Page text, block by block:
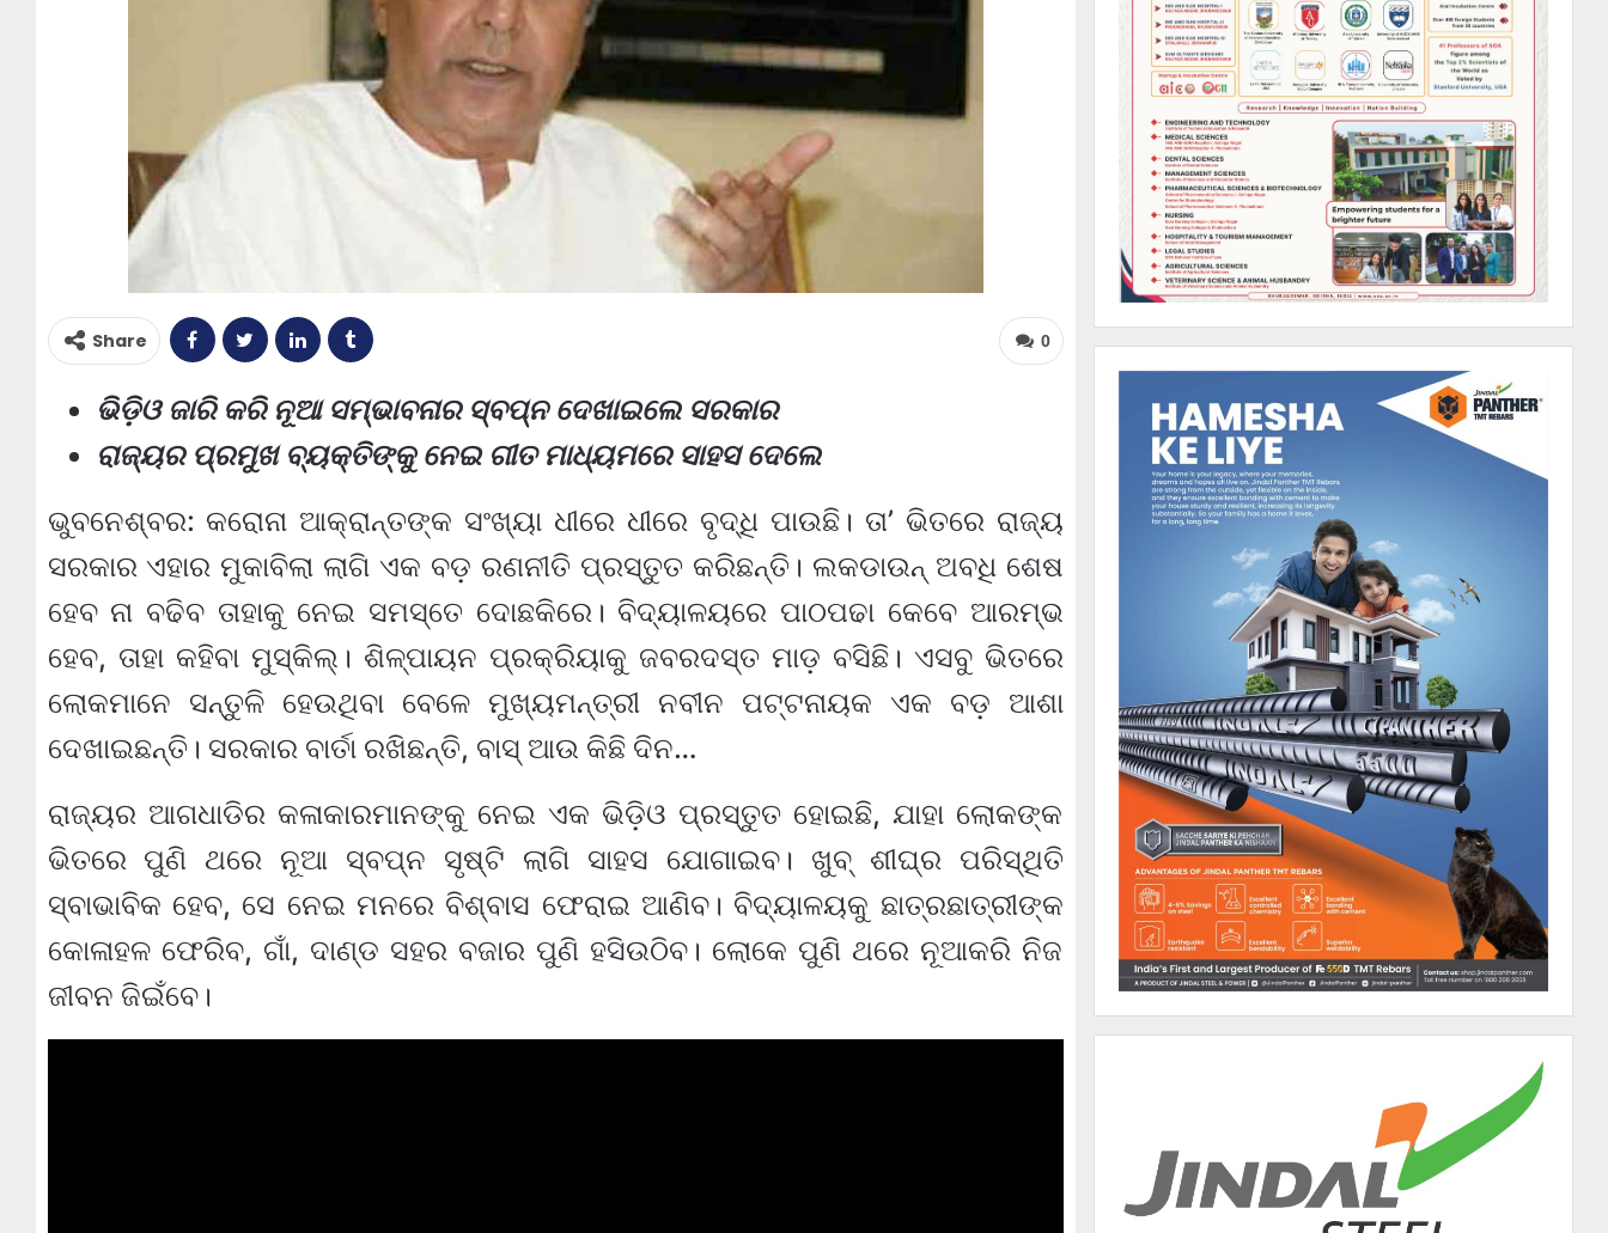
0
Share
ଭିଡ଼ିଓ ଜାରି କରି ନୂଆ ସମ୍ଭାବନାର ସ୍ବପ୍ନ ଦେଖାଇଲେ ସରକାର
ରାଜ୍ୟର ପ୍ରମୁଖ ବ୍ୟକ୍ତିଙ୍କୁ ନେଇ ଗୀତ ମାଧ୍ୟମରେ ସାହସ ଦେଲେ
ଭୁବନେଶ୍ବର: କରୋନା ଆକ୍ରାନ୍ତଙ୍କ ସଂଖ୍ୟା ଧୀରେ ଧୀରେ ବୃଦ୍ଧି ପାଉଛି। ତା’ ଭିତରେ ରାଜ୍ୟ
ସରକାର ଏହାର ମୁକାବିଲା ଲାଗି ଏକ ବଡ଼ ରଣନୀତି ପ୍ରସ୍ତୁତ କରିଛନ୍ତି। ଲକଡାଉନ୍ ଅବଧି ଶେଷ
ହେବ ନା ବଢିବ ତାହାକୁ ନେଇ ସମସ୍ତେ ଦୋଛକିରେ। ବିଦ୍ୟାଳୟରେ ପାଠପଢା କେବେ ଆରମ୍ଭ
ହେବ, ତାହା କହିବା ମୁସ୍କିଲ୍। ଶିଳ୍ପାୟନ ପ୍ରକ୍ରିୟାକୁ ଜବରଦସ୍ତ ମାଡ଼ ବସିଛି। ଏସବୁ ଭିତରେ
ଲୋକମାନେ ସନ୍ତୁଳି ହେଉଥିବା ବେଳେ ମୁଖ୍ୟମନ୍ତ୍ରୀ ନବୀନ ପଟ୍ଟନାୟକ ଏକ ବଡ଼ ଆଶା
ଦେଖାଇଛନ୍ତି। ସରକାର ବାର୍ତା ରଖିଛନ୍ତି, ବାସ୍ ଆଉ କିଛି ଦିନ…
ରାଜ୍ୟର ଆଗଧାଡିର କଳାକାରମାନଙ୍କୁ ନେଇ ଏକ ଭିଡ଼ିଓ ପ୍ରସ୍ତୁତ ହୋଇଛି, ଯାହା ଲୋକଙ୍କ
ଭିତରେ ପୁଣି ଥରେ ନୂଆ ସ୍ବପ୍ନ ସୃଷ୍ଟି ଲାଗି ସାହସ ଯୋଗାଇବ। ଖୁବ୍ ଶୀଘ୍ର ପରିସ୍ଥିତି
ସ୍ବାଭାବିକ ହେବ, ସେ ନେଇ ମନରେ ବିଶ୍ବାସ ଫେରାଇ ଆଣିବ। ବିଦ୍ୟାଳୟକୁ ଛାତ୍ରଛାତ୍ରୀଙ୍କ
କୋଳାହଳ ଫେରିବ, ଗାଁ, ଦାଣ୍ଡ ସହର ବଜାର ପୁଣି ହସିଉଠିବ। ଲୋକେ ପୁଣି ଥରେ ନୂଆକରି ନିଜ
ଜୀବନ ଜିଇଁବେ।